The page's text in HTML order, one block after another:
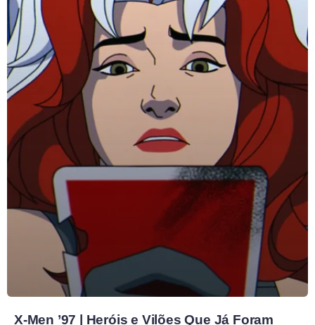
X-Men ’97 | Heróis e Vilões Que Já Foram